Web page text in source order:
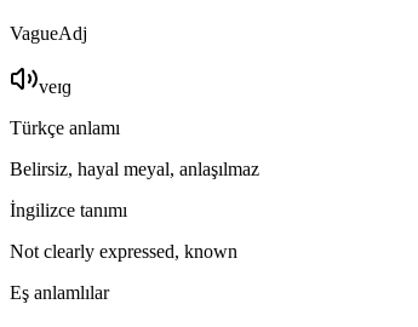
VagueAdj
veɪɡ
Türkçe anlamı
Belirsiz, hayal meyal, anlaşılmaz
İngilizce tanımı
Not clearly expressed, known
Eş anlamlılar